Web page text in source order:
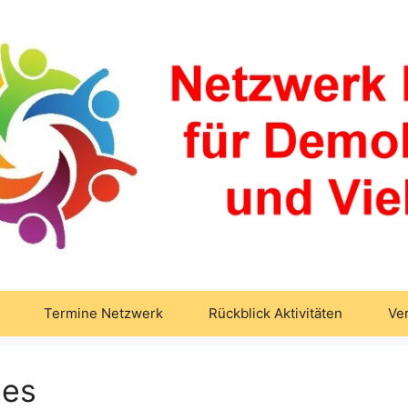
Termine Netzwerk Rückblick Aktivitäten